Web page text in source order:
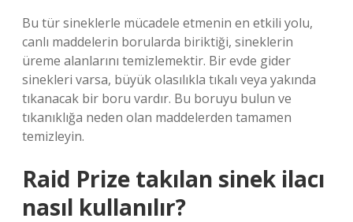
Bu tür sineklerle mücadele etmenin en etkili yolu,
canlı maddelerin borularda biriktiği, sineklerin
üreme alanlarını temizlemektir. Bir evde gider
sinekleri varsa, büyük olasılıkla tıkalı veya yakında
tıkanacak bir boru vardır. Bu boruyu bulun ve
tıkanıklığa neden olan maddelerden tamamen
temizleyin.
Raid Prize takılan sinek ilacı
nasıl kullanılır?